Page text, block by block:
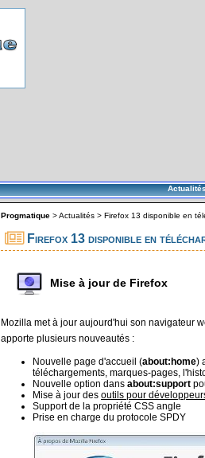
Progmatique >Actualités > Firefox 13 disponible en
Firefox 13 disponible en
Mise à jour de Firefox
Mozilla met à jour aujourd'hui son navigateur
apporte plusieurs nouveautés :
Nouvelle page d'accueil (about:home)
téléchargements, marques-pages,
Nouvelle option dans about:support
Mise à jour des outils pour
Support de la propriété CSS angle
Prise en charge du protocole SPDY